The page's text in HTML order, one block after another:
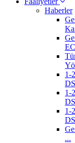
Haberler
1-
1-
1-
...